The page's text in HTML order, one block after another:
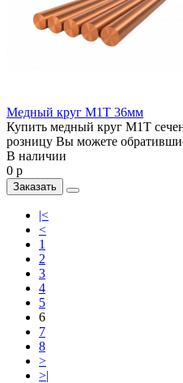
Медный круг М1Т 36мм
Купить медный круг М1Т
розницу Вы можете
В наличии
0 р
Заказать
|<
<
1
2
3
4
5
6
7
8
>
>|